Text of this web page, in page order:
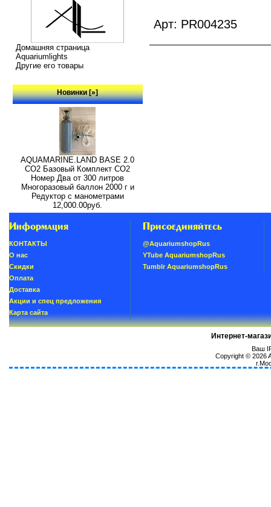
Домашняя страница
Aquariumlights
Другие его товары
Новинки [»]
AQUAMARINE.LAND BASE 2.0
СО2 Базовый Комплект СО2
Номер Два от 300 литров
Многоразовый баллон 2000 г и
Редуктор с манометрами
12,000.00руб.
Арт: PR004235
Информация
КОНТАКТЫ
О нас
Скидки
Oплатa
Доставка
Акции и спец предложения
Карта сайта
Присоединяйтесь
@AquariumshopRus
YTube AquariumshopRus
Tumblr AquariumshopRus
Интернет-
Ваш
Copyright © 2026